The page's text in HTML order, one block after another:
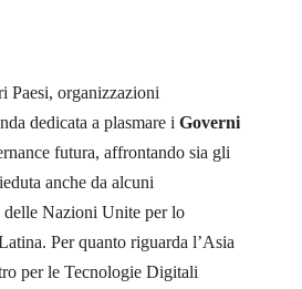
Paesi, organizzazioni
dedicata a plasmare i Governi
futura, affrontando sia gli
anche da alcuni
delle Nazioni Unite per lo
Per quanto riguarda l’Asia
per le Tecnologie Digitali